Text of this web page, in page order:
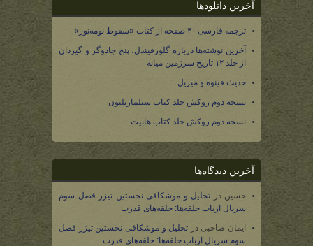
آخرین دانلودها
ترجمه فارسی ۴۰ صفحه از کتاب «سقوط نومه‌نور»
آخرین نوشته‌ها درباره گلورفیندل، پنج جادوگر و گیردان
از جلد ۱۲ تاریخ سرزمین میانه
حدیث فینوه و میریل
نسخه دوم روکش جلد کتاب سیلماریلیون
نسخه دوم روکش جلد کتاب هابیت
آخرین دیدگاه‌ها
حسین در تحلیل و موشکافی نخستین تیزر فصل سوم
سریال ارباب حلقه‌ها: حلقه‌های قدرت
ایمان صاحبی در تحلیل و موشکافی نخستین تیزر فصل
سوم سریال ارباب حلقه‌ها: حلقه‌های قدرت